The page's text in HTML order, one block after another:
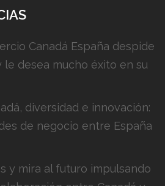
Canadá España despide
le desea mucho éxito en su
diversidad e innovación:
de negocio entre España
y mira al futuro impulsando